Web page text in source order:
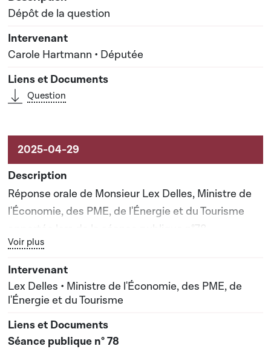
Dépôt de la question
Carole Hartmann • Députée
Question
Réponse orale de Monsieur Lex Delles, Ministre de
l'Économie, des PME, de l'Énergie et du Tourisme
apportée lors de la séance publique n°78
Bouton graphique servant à afficher ou cacher tous les
Voir plus
Lex Delles • Ministre de l'Économie, des PME, de
l'Énergie et du Tourisme
Séance publique n° 78